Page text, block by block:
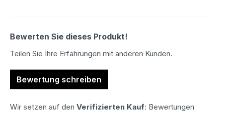
Bewerten Sie dieses Produkt!
Teilen Sie Ihre Erfahrungen mit anderen Kunden.
Bewertung schreiben
Wir setzen auf den Verifizierten Kauf: Bewertungen